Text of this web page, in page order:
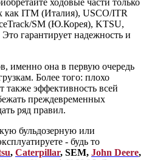
как ITM (Италия), USCO/ITR
SM (Ю.Корея), KTSU,
гарантирует надежность и
именно она в первую очередь
Более того: плохо
также эффективность всей
преждевременных
ряд правил.
бульдозерную или
- будь то
, Caterpillar, SEM, John Deere,